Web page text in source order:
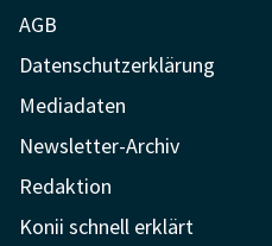
AGB
Datenschutzerklärung
Mediadaten
Newsletter-Archiv
Redaktion
Konii schnell erklärt